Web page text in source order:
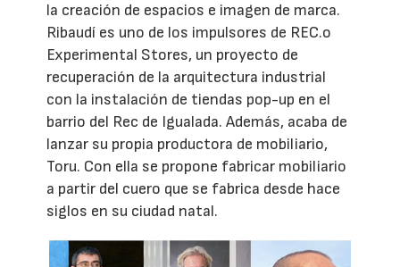
la creación de espacios e imagen de marca.
Ribaudí es uno de los impulsores de REC.o
Experimental Stores, un proyecto de
recuperación de la arquitectura industrial
con la instalación de tiendas pop-up en el
barrio del Rec de Igualada. Además, acaba de
lanzar su propia productora de mobiliario,
Toru. Con ella se propone fabricar mobiliario
a partir del cuero que se fabrica desde hace
siglos en su ciudad natal.